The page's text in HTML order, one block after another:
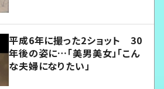
平成6年に撮った2ショット 30
年後の姿に…「美男美女」「こん
な夫婦になりたい」